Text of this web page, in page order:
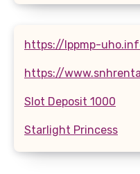
https://lppmp-
https://
Slot Deposit 1000
Starlight Princess